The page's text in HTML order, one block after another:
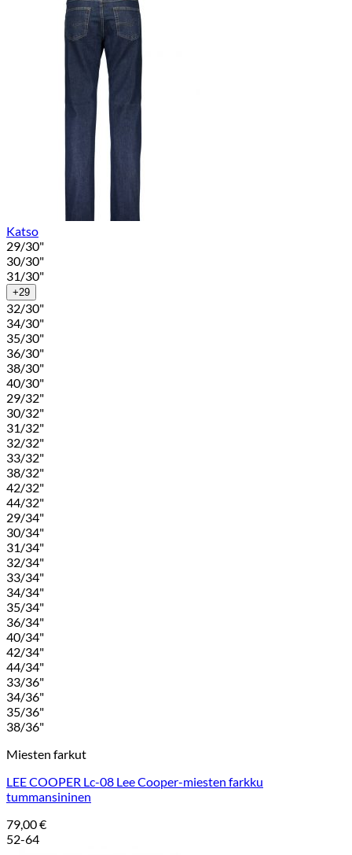
Katso
29/30"
30/30"
31/30"
+29
32/30"
34/30"
35/30"
36/30"
38/30"
40/30"
29/32"
30/32"
31/32"
32/32"
33/32"
38/32"
42/32"
44/32"
29/34"
30/34"
31/34"
32/34"
33/34"
34/34"
35/34"
36/34"
40/34"
42/34"
44/34"
33/36"
34/36"
35/36"
38/36"
Miesten farkut
LEE COOPER Lc-08 Lee Cooper-miesten farkku
tummansininen
79,00€
52-64